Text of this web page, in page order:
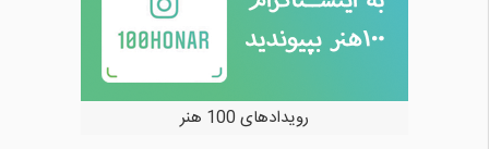
رویدادهای 100 هنر